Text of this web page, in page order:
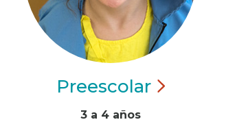
Preescolar
3 a 4 años